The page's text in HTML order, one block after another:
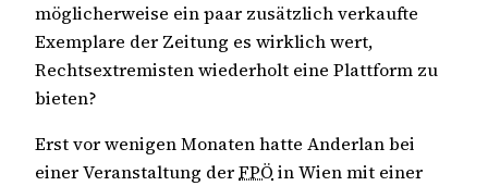
möglicherweise ein paar zusätzlich verkaufte
Exemplare der Zeitung es wirklich wert,
Rechtsextremisten wiederholt eine Plattform zu
bieten?
Erst vor wenigen Monaten hatte Anderlan bei
einer Veranstaltung derFPÖ in Wien mit einer